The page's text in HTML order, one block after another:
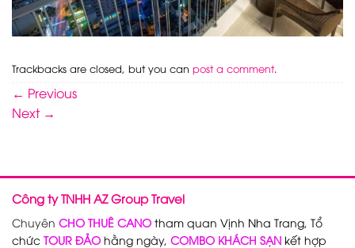
Trackbacks are closed, but you can post a comment.
← Previous
Next →
Công ty TNHH AZ Group Travel
Chuyên CHO THUÊ CANO tham quan Vịnh Nha Trang, Tổ
chức TOUR ĐẢO hằng ngày, COMBO KHÁCH SẠN kết hợp